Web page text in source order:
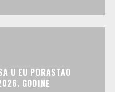
U EU PORASTAO
GODINE